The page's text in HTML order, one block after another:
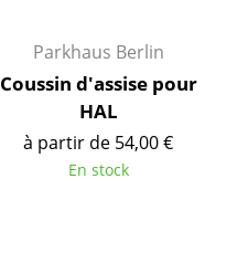
Parkhaus Berlin
Coussin d'assise pour
HAL
à partir de 54,00 €
En stock